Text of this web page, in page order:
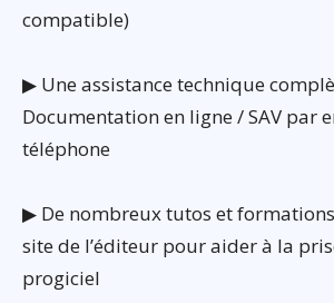
compatible)
▶ Une assistance technique
Documentation en ligne / SAV par
téléphone
▶ De nombreux tutos et
site de l’éditeur pour aider à la
progiciel